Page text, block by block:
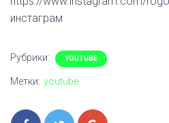
инстаграм
Рубрики: YOUTUBE
Метки: youtube